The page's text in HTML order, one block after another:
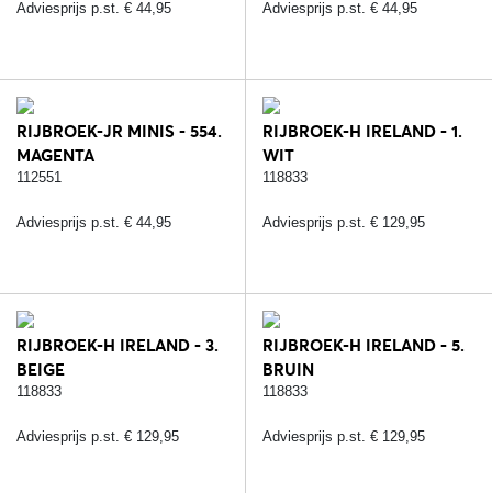
Adviesprijs p.st. € 44,95 Adviesprijs p.st. € 44,95
RIJBROEK-JR MINIS - 554.
MAGENTA
112551
Adviesprijs p.st. € 44,95
RIJBROEK-H IRELAND - 1.
WIT
118833
Adviesprijs p.st. € 129,95
RIJBROEK-H IRELAND - 3.
BEIGE
118833
Adviesprijs p.st. € 129,95
RIJBROEK-H IRELAND - 5.
BRUIN
118833
Adviesprijs p.st. € 129,95